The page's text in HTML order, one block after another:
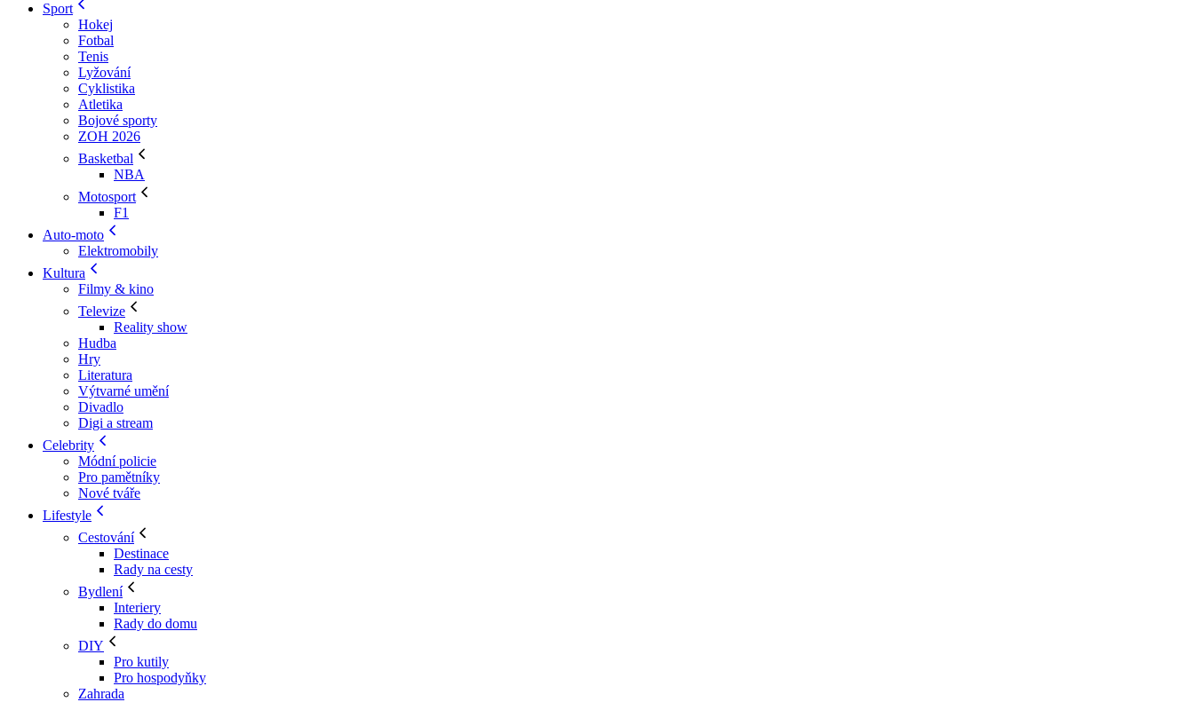
Sport
Hokej
Fotbal
Tenis
Lyžování
Cyklistika
Atletika
Bojové sporty
ZOH 2026
Basketbal
NBA
Motosport
F1
Auto-moto
Elektromobily
Kultura
Filmy & kino
Televize
Reality show
Hudba
Hry
Literatura
Výtvarné umění
Divadlo
Digi a stream
Celebrity
Módní policie
Pro pamětníky
Nové tváře
Lifestyle
Cestování
Destinace
Rady na cesty
Bydlení
Interiery
Rady do domu
DIY
Pro kutily
Pro hospodyňky
Zahrada